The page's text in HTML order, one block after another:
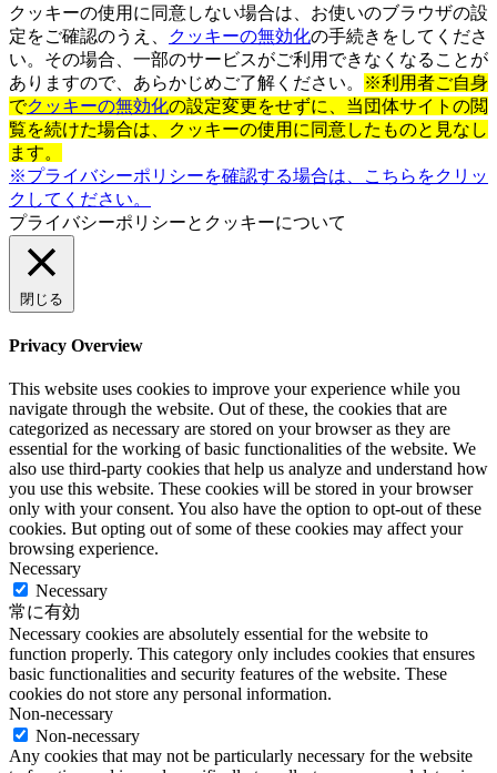
クッキーの使用に同意しない場合は、お使いのブラウザの設
定をご確認のうえ、
クッキーの無効化の手続きをしてくださ
い。その場合、一部のサービスがご利用できなくなることが
ありますので、あらかじめご了解ください。
※利用者ご自身
でクッキーの無効化の設定変更をせずに、当団体サイトの閲
覧を続けた場合は、クッキーの使用に同意したものと見なし
ます。
※プライバシーポリシーを確認する場合は、こちらをクリッ
クしてください。
プライバシーポリシーとクッキーについて
閉じる
Privacy Overview
This website uses cookies to improve your experience while you
navigate through the website. Out of these, the cookies that are
categorized as necessary are stored on your browser as they are
essential for the working of basic functionalities of the website. We
also use third-party cookies that help us analyze and understand how
you use this website. These cookies will be stored in your browser
only with your consent. You also have the option to opt-out of these
cookies. But opting out of some of these cookies may affect your
browsing experience.
Necessary
Necessary
常に有効
Necessary cookies are absolutely essential for the website to
function properly. This category only includes cookies that ensures
basic functionalities and security features of the website. These
cookies do not store any personal information.
Non-necessary
Non-necessary
Any cookies that may not be particularly necessary for the website